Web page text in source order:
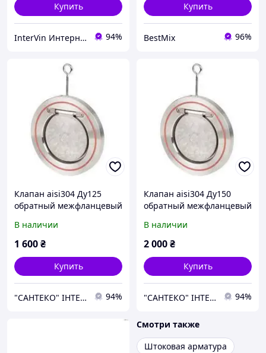
Купить
InterVin Интернет-магазин 94%
Купить
BestMix 96%
Клапан аisi304 Ду125
обратный межфланцевый
а"
В наличии
1 600₴
Купить
"САНТЕКО" ІНТЕРНЕТ-МАГАЗИН 94%
Клапан аisi304 Ду150
обратный межфланцевый
а"
В наличии
2 000₴
Купить
"САНТЕКО" ІНТЕРНЕТ-МАГАЗИН 94%
Смотри также
Штоковая арматура